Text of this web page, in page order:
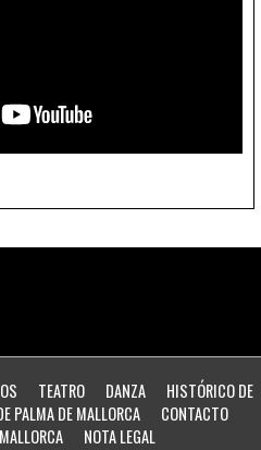
TEATRO DANZA
HISTÓRICO DE
PALMA DE MALLORCA
CONTACTO
NOTA LEGAL